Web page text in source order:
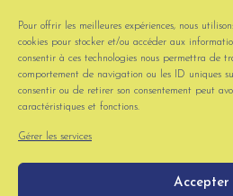
Pour offrir les meilleures expériences, nous
cookies pour stocker et/ou accéder aux
consentir à ces technologies nous permettra de
comportement de navigation ou les ID uniques
consentir ou de retirer son consentement peut
caractéristiques et fonctions.
Gérer les services
Accepter
VOIR PLUS